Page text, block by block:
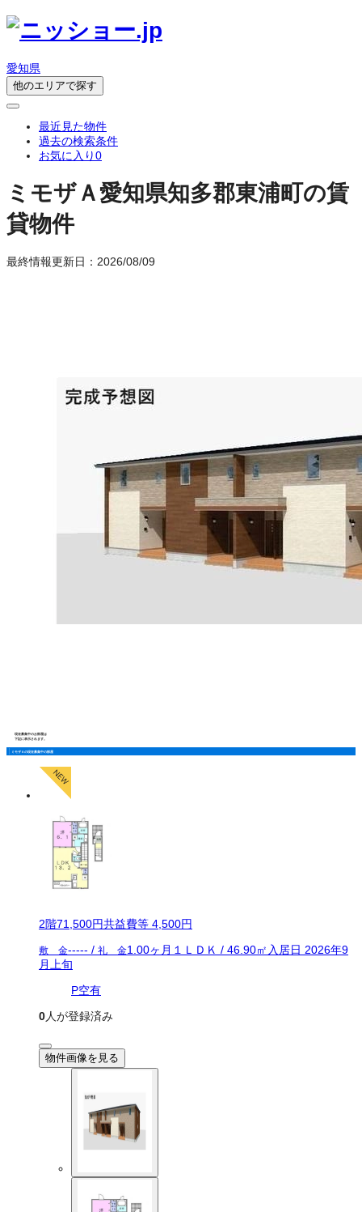
愛知県
他のエリアで探す
最近見た物件
過去の検索条件
お気に入り0
ミモザＡ愛知県知多郡東浦町の賃
貸物件
最終情報更新日：2026/08/09
現在募集中のお部屋は
下記に表示されます。
ミモザＡの現在募集中の部屋
2階71,500円共益費等 4,500円
敷 金----- / 礼 金1.00ヶ月 １ＬＤＫ / 46.90㎡ 入居日 2026年9
月上旬
P空有
0人が登録済み
物件画像を見る